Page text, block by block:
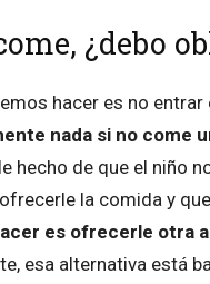
¿debo
hacer es no
nada si no come
hecho de que el niño
la comida y
es ofrecerle otra
esa alternativa está